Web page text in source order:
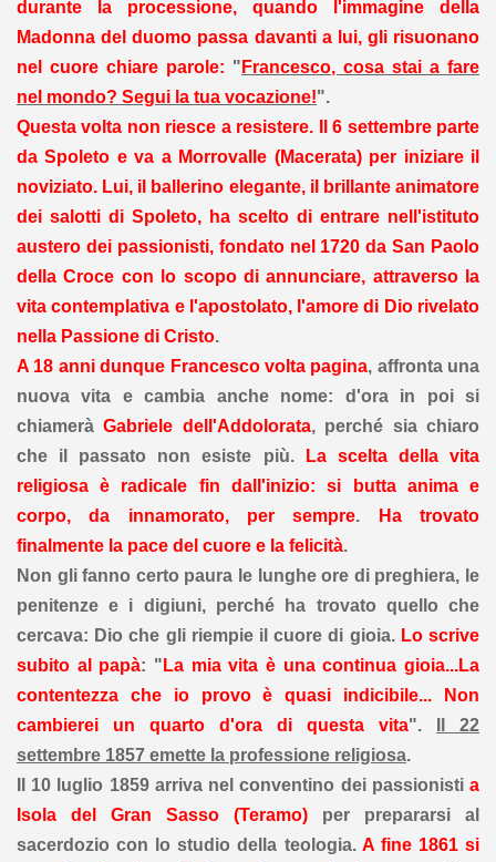
durante la processione, quando l'immagine della
Madonna del duomo passa davanti a lui, gli risuonano
nel cuore chiare parole: " Francesco, cosa stai a fare
nel mondo? Segui la tua vocazione!".
Questa volta non riesce a resistere. Il 6 settembre parte
da Spoleto e va a Morrovalle (Macerata) per iniziare il
noviziato. Lui, il ballerino elegante, il brillante animatore
dei salotti di Spoleto, ha scelto di entrare nell'istituto
austero dei passionisti, fondato nel 1720 da San Paolo
della Croce con lo scopo di annunciare, attraverso la
vita contemplativa e l'apostolato, l'amore di Dio rivelato
nella Passione di Cristo.
A 18 anni dunque Francesco volta pagina, affronta una
nuova vita e cambia anche nome: d'ora in poi si
chiameràGabriele dell'Addolorata, perché sia chiaro
che il passato non esiste più.
La scelta della vita
religiosa è radicale fin dall'inizio: si butta anima e
corpo, da innamorato, per sempre.
Ha trovato
finalmente la pace del cuore e la felicità.
Non gli fanno certo paura le lunghe ore di preghiera, le
penitenze e i digiuni, perché ha trovato quello che
cercava: Dio che gli riempie il cuore di gioia. Lo scrive
subito al papà: " La mia vita è una continua gioia...La
contentezza che io provo è quasi indicibile... Non
cambierei un quarto d'ora di questa vita".
Il 22
settembre 1857 emette la professione religiosa.
Il 10 luglio 1859 arriva nel conventino dei passionistia
Isola del Gran Sasso (Teramo) per prepararsi al
sacerdozio con lo studio della teologia. A fine 1861 si